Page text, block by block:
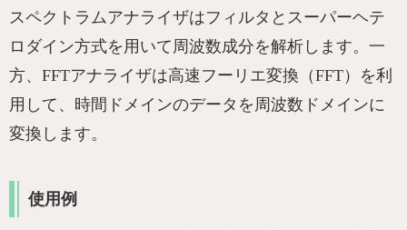
スペクトラムアナライザはフィルタとスーパーヘテ
ロダイン方式を用いて周波数成分を解析します。一
方、FFTアナライザは高速フーリエ変換（FFT）を利
用して、時間ドメインのデータを周波数ドメインに
変換します。
使用例